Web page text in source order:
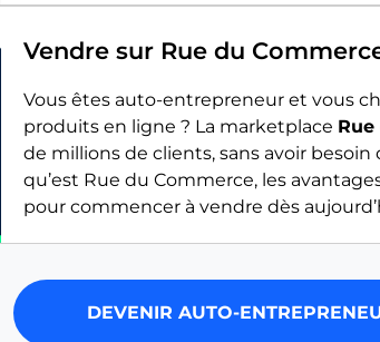
Vendre sur Rue du
Vous êtes auto-entrepreneur et vous
produits en ligne ? La marketplace
de millions de clients, sans avoir
qu’est Rue du Commerce, les
pour commencer à vendre dès
DEVENIR AUTO-